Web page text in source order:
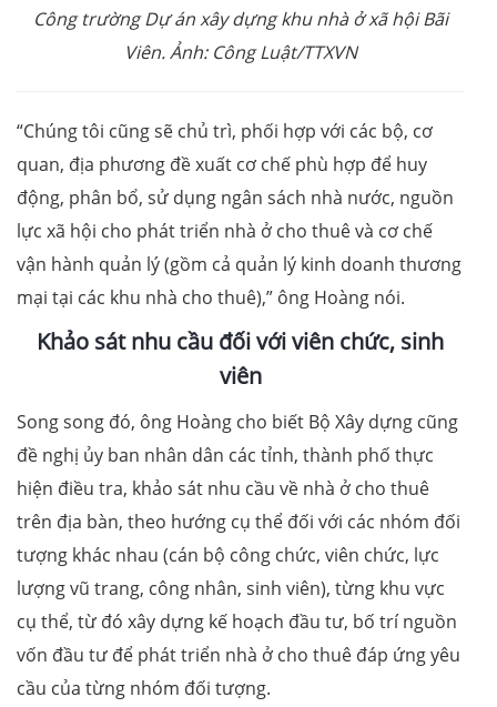
Công trường Dự án xây dựng khu nhà ở xã hội Bãi
Viên. Ảnh: Công Luật/TTXVN
“Chúng tôi cũng sẽ chủ trì, phối hợp với các bộ, cơ
quan, địa phương đề xuất cơ chế phù hợp để huy
động, phân bổ, sử dụng ngân sách nhà nước, nguồn
lực xã hội cho phát triển nhà ở cho thuê và cơ chế
vận hành quản lý (gồm cả quản lý kinh doanh thương
mại tại các khu nhà cho thuê),” ông Hoàng nói.
Khảo sát nhu cầu đối với viên chức, sinh
viên
Song song đó, ông Hoàng cho biết Bộ Xây dựng cũng
đề nghị ủy ban nhân dân các tỉnh, thành phố thực
hiện điều tra, khảo sát nhu cầu về nhà ở cho thuê
trên địa bàn, theo hướng cụ thể đối với các nhóm đối
tượng khác nhau (cán bộ công chức, viên chức, lực
lượng vũ trang, công nhân, sinh viên), từng khu vực
cụ thể, từ đó xây dựng kế hoạch đầu tư, bố trí nguồn
vốn đầu tư để phát triển nhà ở cho thuê đáp ứng yêu
cầu của từng nhóm đối tượng.